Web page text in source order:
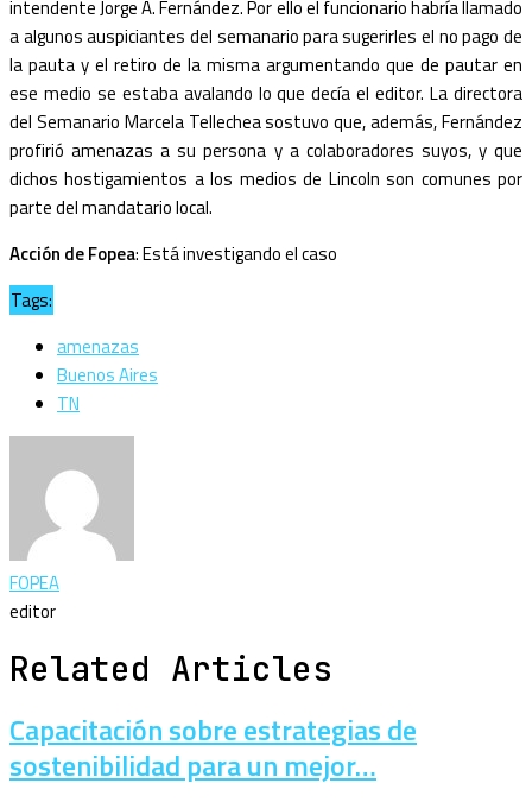
intendente Jorge A. Fernández. Por ello el funcionario habría llamado
a algunos auspiciantes del semanario para sugerirles el no pago de
la pauta y el retiro de la misma argumentando que de pautar en
ese medio se estaba avalando lo que decía el editor. La directora
del Semanario Marcela Tellechea sostuvo que, además, Fernández
profirió amenazas a su persona y a colaboradores suyos, y que
dichos hostigamientos a los medios de Lincoln son comunes por
parte del mandatario local.
Acción de Fopea: Está investigando el caso
Tags:
amenazas
Buenos Aires
TN
FOPEA
editor
Related Articles
Capacitación sobre estrategias de
sostenibilidad para un mejor…